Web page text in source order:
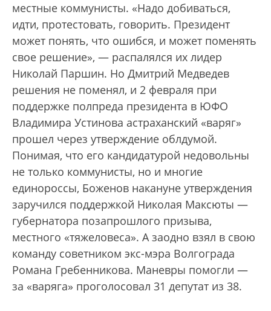
местные коммунисты. «Надо добиваться,
идти, протестовать, говорить. Президент
может понять, что ошибся, и может поменять
свое решение», — распалялся их лидер
Николай Паршин. Но Дмитрий Медведев
решения не поменял, и 2 февраля при
поддержке полпреда президента в ЮФО
Владимира Устинова астраханский «варяг»
прошел через утверждение облдумой.
Понимая, что его кандидатурой недовольны
не только коммунисты, но и многие
единороссы, Боженов накануне утверждения
заручился поддержкой Николая Максюты —
губернатора позапрошлого призыва,
местного «тяжеловеса». А заодно взял в свою
команду советником экс-мэра Волгограда
Романа Гребенникова. Маневры помогли —
за «варяга» проголосовал 31 депутат из 38.